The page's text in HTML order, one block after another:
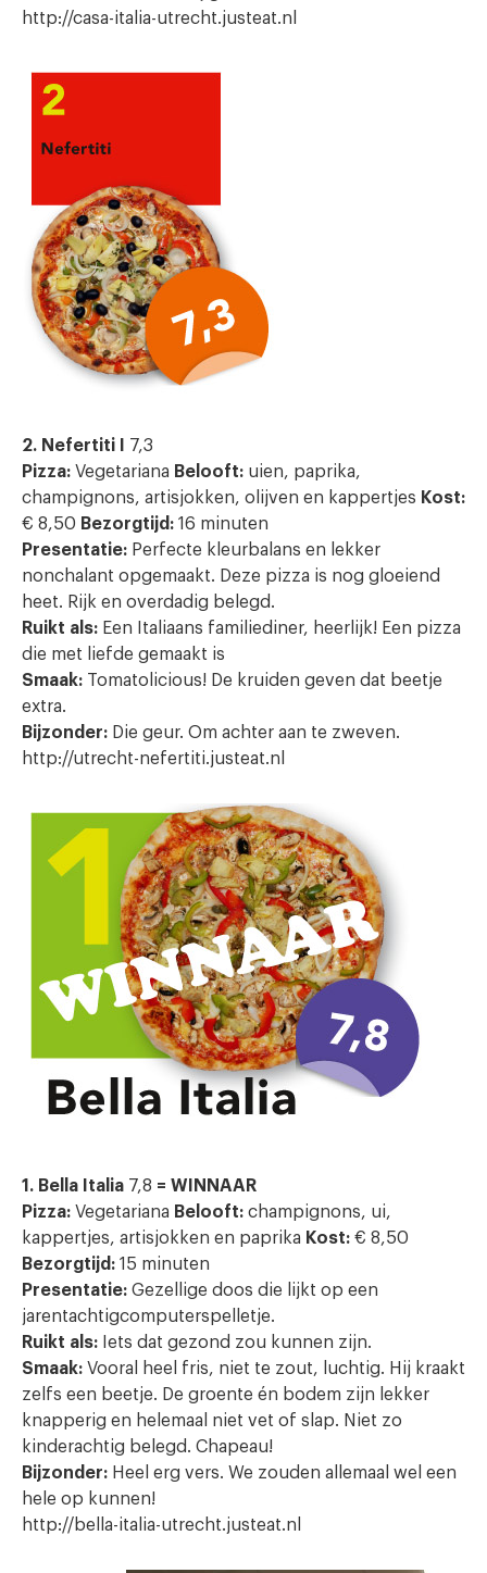
http://casa-italia-utrecht.justeat.nl
2. Nefertiti I 7,3
Pizza: Vegetariana Belooft: uien, paprika,
champignons, artisjokken, olijven en kappertjes Kost:
€ 8,50 Bezorgtijd: 16 minuten
Presentatie: Perfecte kleurbalans en lekker
nonchalant opgemaakt. Deze pizza is nog gloeiend
heet. Rijk en overdadig belegd.
Ruikt als: Een Italiaans familiediner, heerlijk! Een pizza
die met liefde gemaakt is
Smaak: Tomatolicious! De kruiden geven dat beetje
extra.
Bijzonder: Die geur. Om achter aan te zweven.
http://utrecht-nefertiti.justeat.nl
1. Bella Italia 7,8 = WINNAAR
Pizza: Vegetariana Belooft: champignons, ui,
kappertjes, artisjokken en paprika Kost: € 8,50
Bezorgtijd: 15 minuten
Presentatie: Gezellige doos die lijkt op een
jarentachtigcomputerspelletje.
Ruikt als: Iets dat gezond zou kunnen zijn.
Smaak: Vooral heel fris, niet te zout, luchtig. Hij kraakt
zelfs een beetje. De groente én bodem zijn lekker
knapperig en helemaal niet vet of slap. Niet zo
kinderachtig belegd. Chapeau!
Bijzonder: Heel erg vers. We zouden allemaal wel een
hele op kunnen!
http://bella-italia-utrecht.justeat.nl